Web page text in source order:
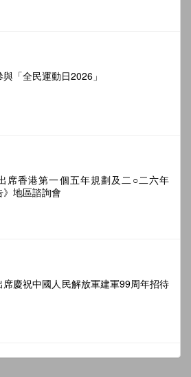
「全民運動日2026」
席香港第一個五年規劃及二○二六年
》地區諮詢會
席慶祝中國人民解放軍建軍99周年招待